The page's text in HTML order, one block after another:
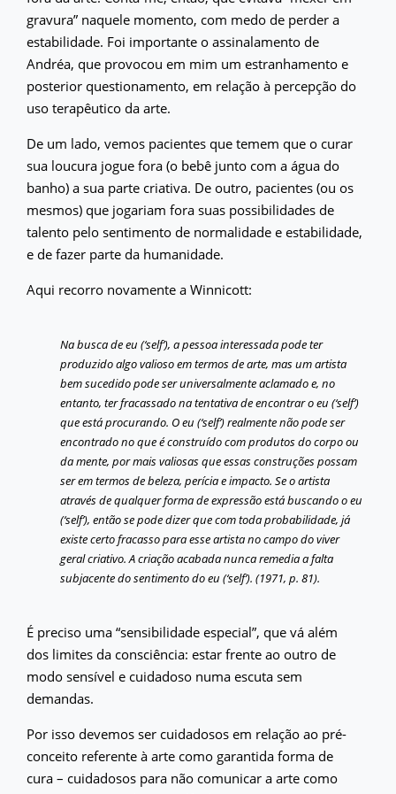
gravura” naquele momento, com medo de perder a
estabilidade. Foi importante o assinalamento de
Andréa, que provocou em mim um estranhamento e
posterior questionamento, em relação à percepção do
uso terapêutico da arte.
De um lado, vemos pacientes que temem que o curar
sua loucura jogue fora (o bebê junto com a água do
banho) a sua parte criativa. De outro, pacientes (ou os
mesmos) que jogariam fora suas possibilidades de
talento pelo sentimento de normalidade e estabilidade,
e de fazer parte da humanidade.
Aqui recorro novamente a Winnicott:
Na busca de eu (‘self’), a pessoa interessada pode ter
produzido algo valioso em termos de arte, mas um artista
bem sucedido pode ser universalmente aclamado e, no
entanto, ter fracassado na tentativa de encontrar o eu (‘self’)
que está procurando. O eu (‘self’) realmente não pode ser
encontrado no que é construído com produtos do corpo ou
da mente, por mais valiosas que essas construções possam
ser em termos de beleza, perícia e impacto. Se o artista
através de qualquer forma de expressão está buscando o eu
(‘self’), então se pode dizer que com toda probabilidade, já
existe certo fracasso para esse artista no campo do viver
geral criativo. A criação acabada nunca remedia a falta
subjacente do sentimento do eu (‘self’). (1971, p. 81).
É preciso uma “sensibilidade especial”, que vá além
dos limites da consciência: estar frente ao outro de
modo sensível e cuidadoso numa escuta sem
demandas.
Por isso devemos ser cuidadosos em relação ao pré-
conceito referente à arte como garantida forma de
cura – cuidadosos para não comunicar a arte como